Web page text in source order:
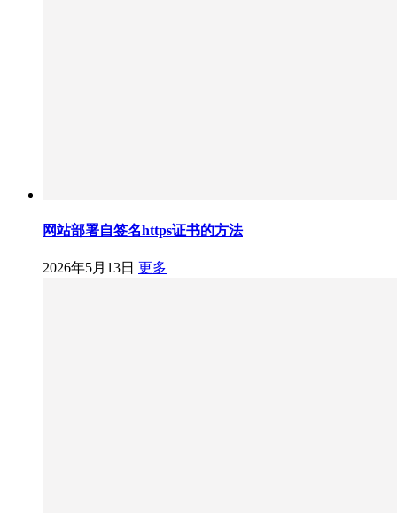
网站部署自签名https证书的方法
2026年5月13日 更多